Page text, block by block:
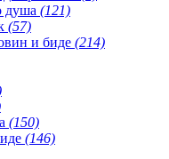
душа (121)
(57)
и биде (214)
(150)
(146)